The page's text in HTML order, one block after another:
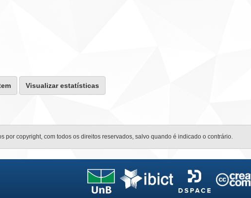
Visualizar estatísticas
por copyright, com todos os direitos reservados, salvo quando é indicado o contrário.